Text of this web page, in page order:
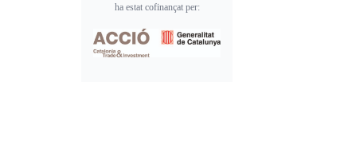
ha estat cofinançat per: